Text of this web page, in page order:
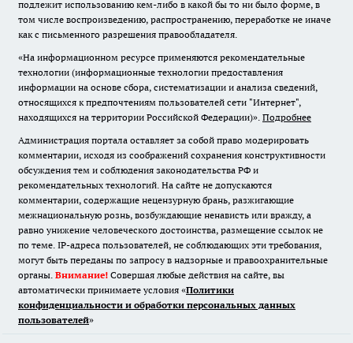
подлежит использованию кем-либо в какой бы то ни было форме, в
том числе воспроизведению, распространению, переработке не иначе
как с письменного разрешения правообладателя.
«На информационном ресурсе применяются рекомендательные
технологии (информационные технологии предоставления
информации на основе сбора, систематизации и анализа сведений,
относящихся к предпочтениям пользователей сети "Интернет",
находящихся на территории Российской Федерации)». Подробнее
Администрация портала оставляет за собой право модерировать
комментарии, исходя из соображений сохранения конструктивности
обсуждения тем и соблюдения законодательства РФ и
рекомендательных технологий. На сайте не допускаются
комментарии, содержащие нецензурную брань, разжигающие
межнациональную рознь, возбуждающие ненависть или вражду, а
равно унижение человеческого достоинства, размещение ссылок не
по теме. IP-адреса пользователей, не соблюдающих эти требования,
могут быть переданы по запросу в надзорные и правоохранительные
органы. Внимание! Совершая любые действия на сайте, вы
автоматически принимаете условия «Политики
конфиденциальности и обработки персональных данных
пользователей»